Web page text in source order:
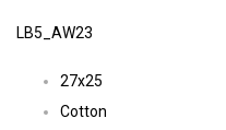
LB5_AW23
27x25
Cotton